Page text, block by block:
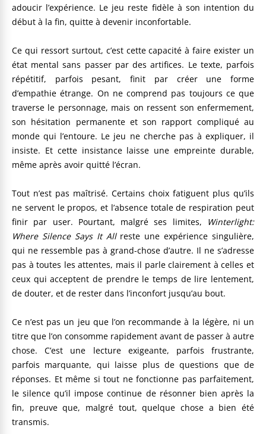
adoucir l’expérience. Le jeu reste fidèle à son intention du
début à la fin, quitte à devenir inconfortable.
Ce qui ressort surtout, c’est cette capacité à faire exister un
état mental sans passer par des artifices. Le texte, parfois
répétitif, parfois pesant, finit par créer une forme
d’empathie étrange. On ne comprend pas toujours ce que
traverse le personnage, mais on ressent son enfermement,
son hésitation permanente et son rapport compliqué au
monde qui l’entoure. Le jeu ne cherche pas à expliquer, il
insiste. Et cette insistance laisse une empreinte durable,
même après avoir quitté l’écran.
Tout n’est pas maîtrisé. Certains choix fatiguent plus qu’ils
ne servent le propos, et l’absence totale de respiration peut
finir par user. Pourtant, malgré ses limites,
Winterlight:
Where Silence Says It Allreste une expérience singulière,
qui ne ressemble pas à grand-chose d’autre. Il ne s’adresse
pas à toutes les attentes, mais il parle clairement à celles et
ceux qui acceptent de prendre le temps de lire lentement,
de douter, et de rester dans l’inconfort jusqu’au bout.
Ce n’est pas un jeu que l’on recommande à la légère, ni un
titre que l’on consomme rapidement avant de passer à autre
chose. C’est une lecture exigeante, parfois frustrante,
parfois marquante, qui laisse plus de questions que de
réponses. Et même si tout ne fonctionne pas parfaitement,
le silence qu’il impose continue de résonner bien après la
fin, preuve que, malgré tout, quelque chose a bien été
transmis.